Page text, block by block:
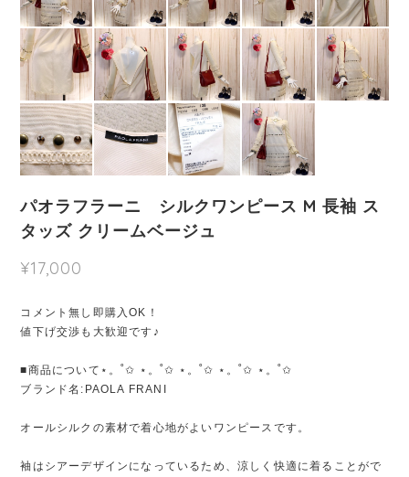
パオラフラーニ シルクワンピース M 長袖 ス
タッズ クリームベージュ
¥17,000
コメント無し即購入OK！
値下げ交渉も大歓迎です♪
■商品について⋆。˚✩ ⋆。˚✩ ⋆。˚✩ ⋆。˚✩ ⋆。˚✩
ブランド名:PAOLA FRANI
オールシルクの素材で着心地がよいワンピースです。
袖はシアーデザインになっているため、涼しく快適に着ることがで